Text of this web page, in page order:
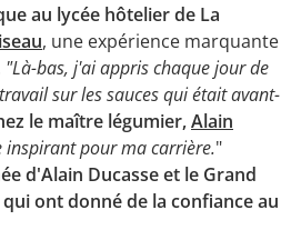
au lycée hôtelier de La
, une expérience marquante
"Là-bas, j'ai appris chaque jour de
sur les sauces qui était avant-
le maître légumier,Alain
inspirant pour ma carrière."
d'Alain Ducasse et le Grand
ont donné de la confiance au